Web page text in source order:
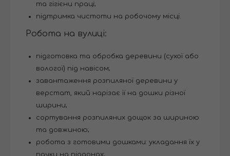
та гігієни праці;
підтримка чистоти на робочому місці.
Робота на вулиці:
підготовка та обробка деревини (сухої або
вологої) під навісом;
завантаження розпиляної деревини у
верстат, який нарізає її на дошки різної
ширини;
сортування розпиляних дощок за шириною
та довжиною;
робота з готовими дошками: укладання їх у
пачки на піддонах;